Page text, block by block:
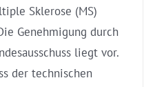
Sklerose (MS)
Genehmigung durch
liegt vor.
der technischen